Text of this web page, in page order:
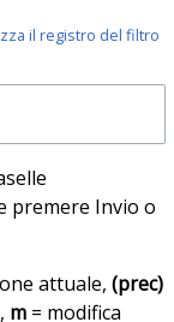
il registro del filtro
premere Invio o
attuale, (prec)
m= modifica